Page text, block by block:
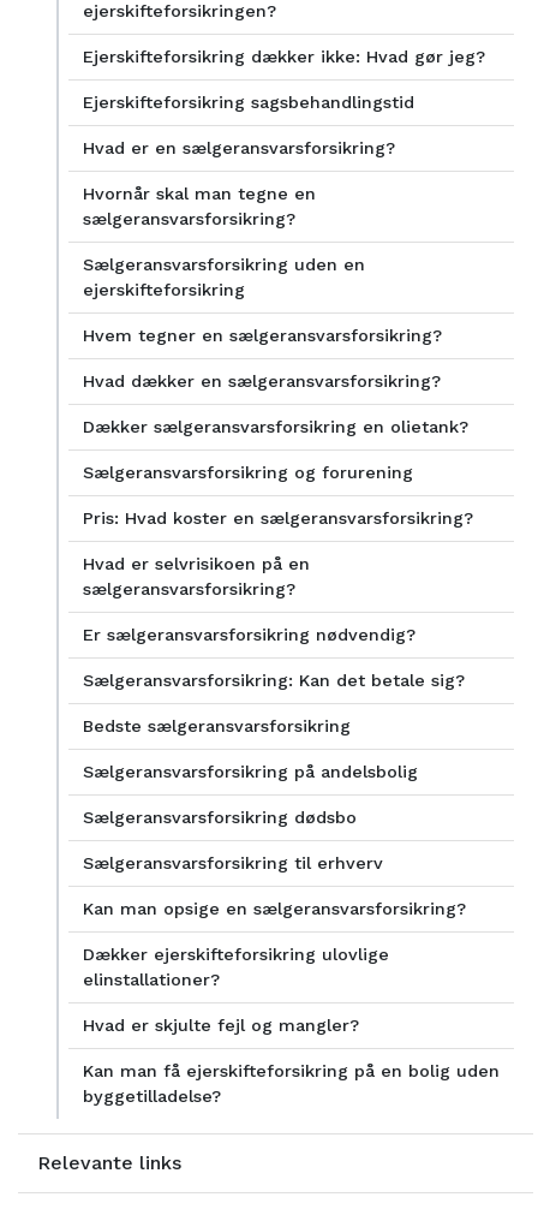
ejerskifteforsikringen?
Ejerskifteforsikring dækker ikke: Hvad gør jeg?
Ejerskifteforsikring sagsbehandlingstid
Hvad er en sælgeransvarsforsikring?
Hvornår skal man tegne en
sælgeransvarsforsikring?
Sælgeransvarsforsikring uden en
ejerskifteforsikring
Hvem tegner en sælgeransvarsforsikring?
Hvad dækker en sælgeransvarsforsikring?
Dækker sælgeransvarsforsikring en olietank?
Sælgeransvarsforsikring og forurening
Pris: Hvad koster en sælgeransvarsforsikring?
Hvad er selvrisikoen på en
sælgeransvarsforsikring?
Er sælgeransvarsforsikring nødvendig?
Sælgeransvarsforsikring: Kan det betale sig?
Bedste sælgeransvarsforsikring
Sælgeransvarsforsikring på andelsbolig
Sælgeransvarsforsikring dødsbo
Sælgeransvarsforsikring til erhverv
Kan man opsige en sælgeransvarsforsikring?
Dækker ejerskifteforsikring ulovlige
elinstallationer?
Hvad er skjulte fejl og mangler?
Kan man få ejerskifteforsikring på en bolig uden
byggetilladelse?
Relevante links